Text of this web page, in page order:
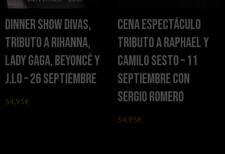
Dinner Show DIVAS,
Tributo a Rihanna,
Lady Gaga, Beyoncé y
J.LO – 26 septiembre
54,95€
Cena Espectáculo
Tributo a Raphael y
Camilo Sesto – 11
septiembre con
Sergio Romero
54,95€